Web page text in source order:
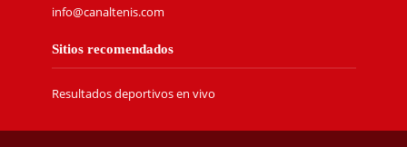
info@canaltenis.com
Sitios recomendados
Resultados deportivos en vivo